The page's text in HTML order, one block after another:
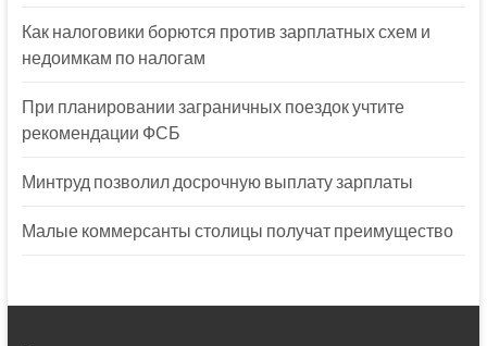
Как налоговики борются против зарплатных схем и
недоимкам по налогам
При планировании заграничных поездок учтите
рекомендации ФСБ
Минтруд позволил досрочную выплату зарплаты
Малые коммерсанты столицы получат преимущество